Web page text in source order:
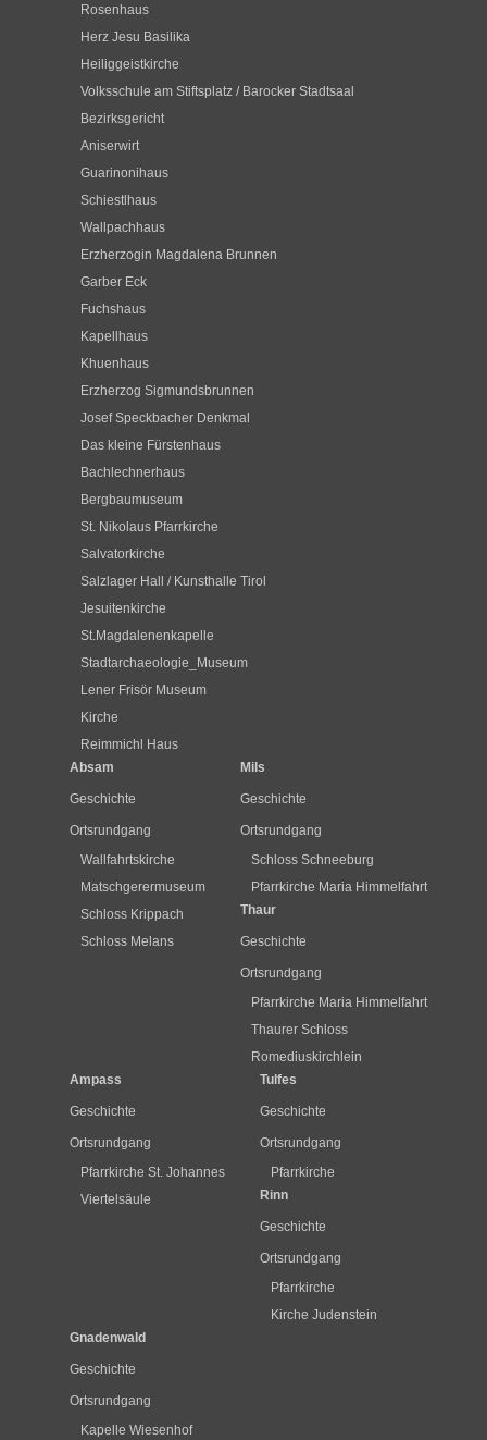
Rosenhaus
Herz Jesu Basilika
Heiliggeistkirche
Volksschule am Stiftsplatz / Barocker Stadtsaal
Bezirksgericht
Aniserwirt
Guarinonihaus
Schiestlhaus
Wallpachhaus
Erzherzogin Magdalena Brunnen
Garber Eck
Fuchshaus
Kapellhaus
Khuenhaus
Erzherzog Sigmundsbrunnen
Josef Speckbacher Denkmal
Das kleine Fürstenhaus
Bachlechnerhaus
Bergbaumuseum
St. Nikolaus Pfarrkirche
Salvatorkirche
Salzlager Hall / Kunsthalle Tirol
Jesuitenkirche
St.Magdalenenkapelle
Stadtarchaeologie_Museum
Lener Frisör Museum
Kirche
Reimmichl Haus
Absam
Geschichte
Ortsrundgang
Wallfahrtskirche
Matschgerermuseum
Schloss Krippach
Schloss Melans
Mils
Geschichte
Ortsrundgang
Schloss Schneeburg
Pfarrkirche Maria Himmelfahrt
Thaur
Geschichte
Ortsrundgang
Pfarrkirche Maria Himmelfahrt
Thaurer Schloss
Romediuskirchlein
Ampass
Geschichte
Ortsrundgang
Pfarrkirche St. Johannes
Viertelsäule
Tulfes
Geschichte
Ortsrundgang
Pfarrkirche
Rinn
Geschichte
Ortsrundgang
Pfarrkirche
Kirche Judenstein
Gnadenwald
Geschichte
Ortsrundgang
Kapelle Wiesenhof